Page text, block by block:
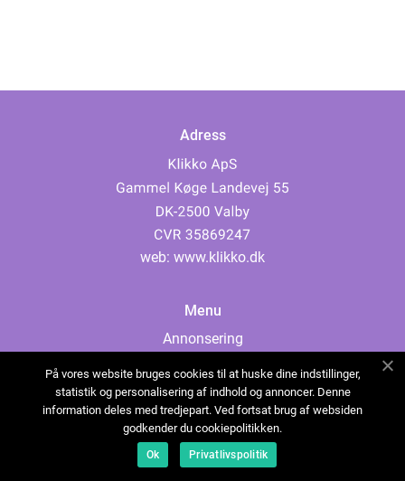
Adress
web: www.klikko.dk
Menu
Annonsering
Cookies
Kontakta oss
Sitemap
På vores website bruges cookies til at huske dine indstillinger,
statistik og personalisering af indhold og annoncer. Denne
information deles med tredjepart. Ved fortsat brug af websiden
godkender du cookiepolitikken.
Ok Privatlivspolitik